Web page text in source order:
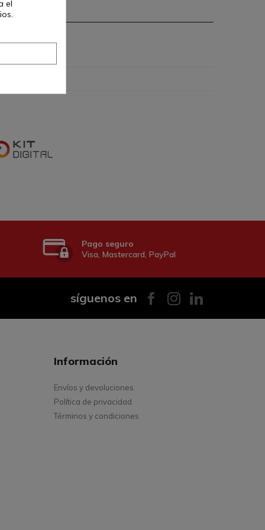
Pago seguro
Visa, Mastercard, PayPal
síguenos en
Información
Envíos y devoluciones
Política de privacidad
Términos y condiciones
el